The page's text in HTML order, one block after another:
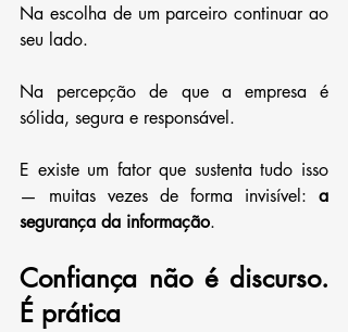
Na escolha de um parceiro continuar ao
seu lado.
Na percepção de que a empresa é
sólida, segura e responsável.
E existe um fator que sustenta tudo isso
— muitas vezes de forma invisível: a
segurança da informação.
Confiança não é discurso.
É prática